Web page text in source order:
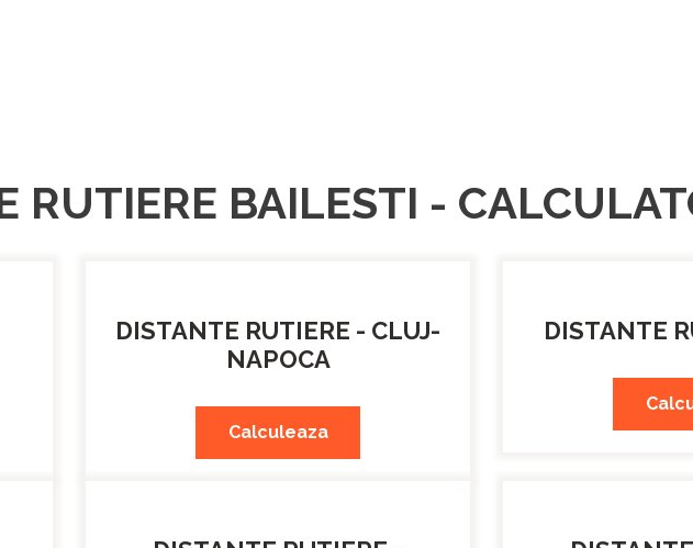
RUTIERE BAILESTI -
DISTANTE RUTIERE - CLUJ-
NAPOCA
Calculeaza
DISTANTE